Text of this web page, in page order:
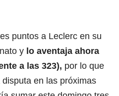
puntos a Leclerc en su
y lo aventaja ahora
a las 323), por lo que
en las próximas